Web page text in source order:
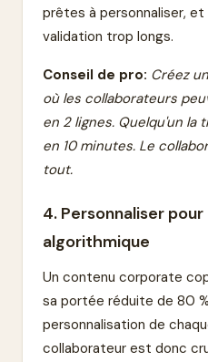
prêtes à personnaliser,
validation trop longs.
Conseil de pro: Créez
où les collaborateurs
en 2 lignes. Quelqu'un la
en 10 minutes. Le
tout.
4. Personnaliser
algorithmique
Un contenu corporate
sa portée réduite de 80
personnalisation de
collaborateur est donc